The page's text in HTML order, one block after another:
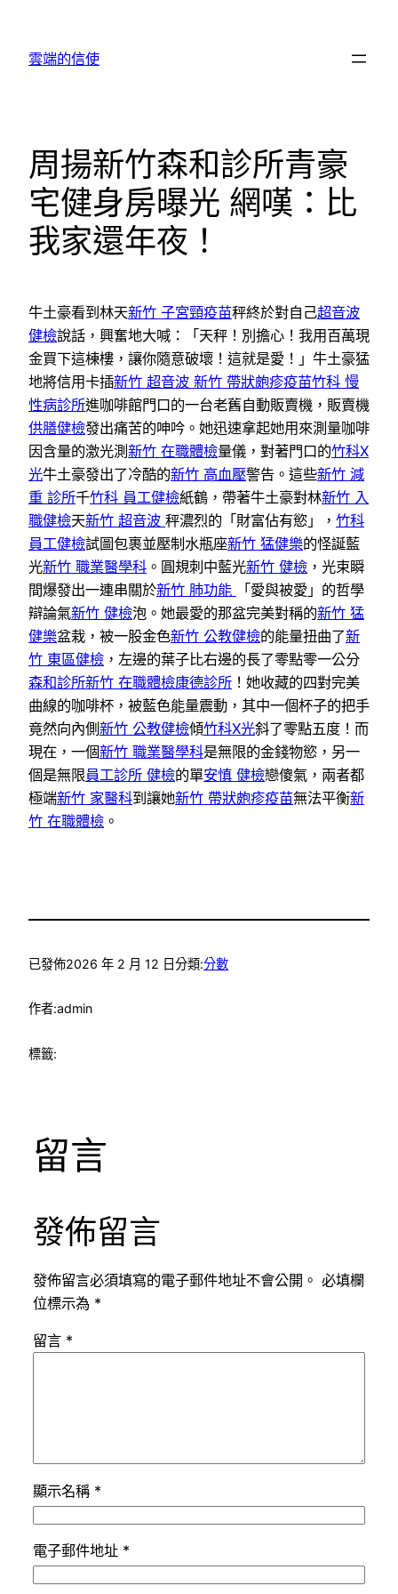
雲端的信使
周揚新竹森和診所青豪
宅健身房曝光 網嘆：比
我家還年夜！
牛土豪看到林天新竹 子宮頸疫苗秤終於對自己超音波
健檢說話，興奮地大喊：「天秤！別擔心！我用百萬現
金買下這棟樓，讓你隨意破壞！這就是愛！」牛土豪猛
地將信用卡插新竹 超音波 新竹 帶狀皰疹疫苗竹科 慢
性病診所進咖啡館門口的一台老舊自動販賣機，販賣機
供膳健檢發出痛苦的呻吟。她迅速拿起她用來測量咖啡
因含量的激光測新竹 在職體檢量儀，對著門口的竹科X
光牛土豪發出了冷酷的新竹 高血壓警告。這些新竹 減
重 診所千竹科 員工健檢紙鶴，帶著牛土豪對林新竹 入
職健檢天新竹 超音波 秤濃烈的「財富佔有慾」， 竹科
員工健檢試圖包裹並壓制水瓶座新竹 猛健樂的怪誕藍
光新竹 職業醫學科 。圓規刺中藍光新竹 健檢 ，光束瞬
間爆發出一連串關於新竹 肺功能
「愛與被愛」的哲學
辯論氣新竹 健檢泡。她最愛的那盆完美對稱的新竹 猛
健樂盆栽，被一股金色新竹 公教健檢的能量扭曲了新
竹 東區健檢 ，左邊的葉子比右邊的長了零點零一公分
森和診所新竹 在職體檢康德診所 ！她收藏的四對完美
曲線的咖啡杯，被藍色能量震動，其中一個杯子的把手
竟然向內側新竹 公教健檢傾竹科X光斜了零點五度！而
現在，一個新竹 職業醫學科是無限的金錢物慾，另一
個是無限員工診所 健檢的單安慎 健檢戀傻氣，兩者都
極端新竹 家醫科到讓她新竹 帶狀皰疹疫苗無法平衡新
竹 在職體檢 。
已發佈2026 年 2 月 12 日分類:分數
作者:admin
標籤:
留言
發佈留言
發佈留言必須填寫的電子郵件地址不會公開。 必填欄
位標示為 *
留言 *
顯示名稱 *
電子郵件地址 *